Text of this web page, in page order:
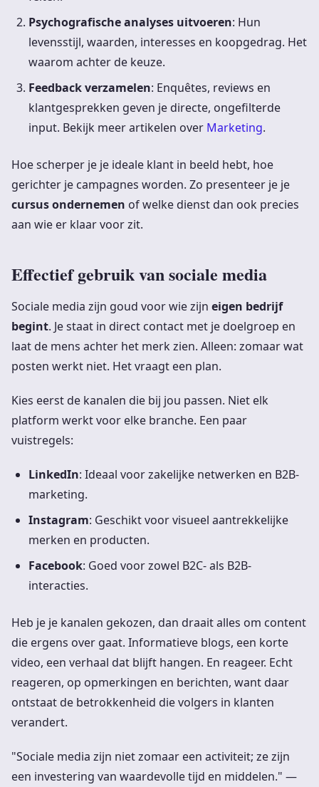
Psychografische analyses uitvoeren: Hun
levensstijl, waarden, interesses en koopgedrag. Het
waarom achter de keuze.
Feedback verzamelen: Enquêtes, reviews en
klantgesprekken geven je directe, ongefilterde
input. Bekijk meer artikelen over Marketing.
Hoe scherper je je ideale klant in beeld hebt, hoe
gerichter je campagnes worden. Zo presenteer je je
cursus ondernemen of welke dienst dan ook precies
aan wie er klaar voor zit.
Effectief gebruik van sociale media
Sociale media zijn goud voor wie zijn eigen bedrijf
begint. Je staat in direct contact met je doelgroep en
laat de mens achter het merk zien. Alleen: zomaar wat
posten werkt niet. Het vraagt een plan.
Kies eerst de kanalen die bij jou passen. Niet elk
platform werkt voor elke branche. Een paar
vuistregels:
LinkedIn: Ideaal voor zakelijke netwerken en B2B-
marketing.
Instagram: Geschikt voor visueel aantrekkelijke
merken en producten.
Facebook: Goed voor zowel B2C- als B2B-
interacties.
Heb je je kanalen gekozen, dan draait alles om content
die ergens over gaat. Informatieve blogs, een korte
video, een verhaal dat blijft hangen. En reageer. Echt
reageren, op opmerkingen en berichten, want daar
ontstaat de betrokkenheid die volgers in klanten
verandert.
"Sociale media zijn niet zomaar een activiteit; ze zijn
een investering van waardevolle tijd en middelen." —